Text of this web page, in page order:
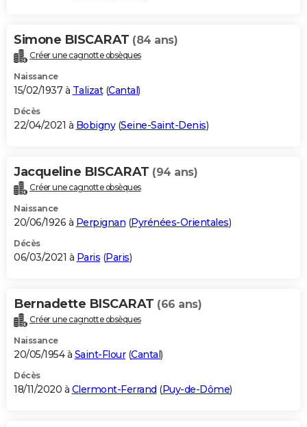
Simone BISCARAT (84 ans)
Créer une cagnotte obsèques
Naissance
15/02/1937 à Talizat(Cantal)
Décès
22/04/2021 à Bobigny(Seine-Saint-Denis)
Jacqueline BISCARAT (94 ans)
Créer une cagnotte obsèques
Naissance
20/06/1926 à Perpignan (Pyrénées-Orientales)
Décès
06/03/2021 à Paris (Paris)
Bernadette BISCARAT (66 ans)
Créer une cagnotte obsèques
Naissance
20/05/1954 à Saint-Flour(Cantal)
Décès
18/11/2020 à Clermont-Ferrand (Puy-de-Dôme)